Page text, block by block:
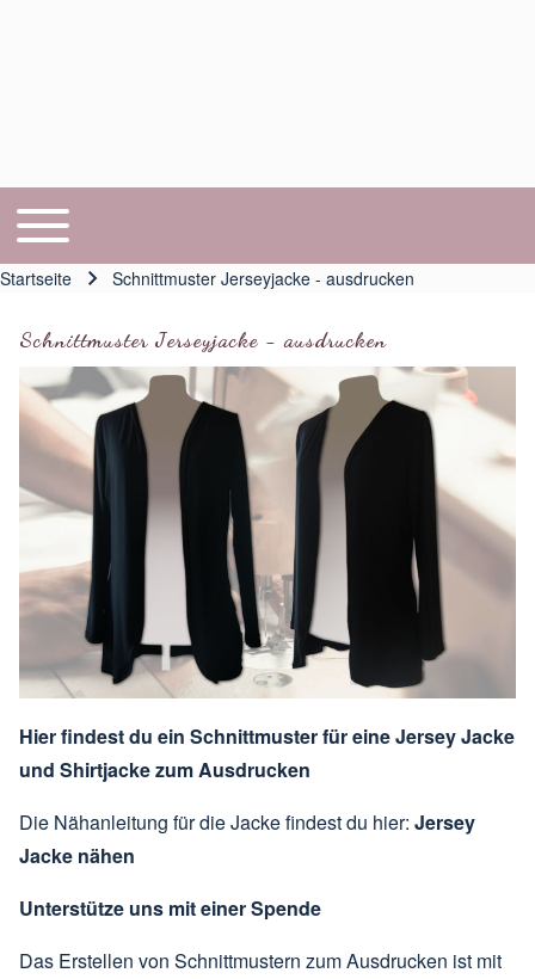
Hauptnavigation
Toggle main menu
Startseite Schnittmuster Jerseyjacke - ausdrucken
Schnittmuster Jerseyjacke - ausdrucken
Hier findest du ein Schnittmuster für eine Jersey Jacke
und Shirtjacke zum Ausdrucken
Die Nähanleitung für die Jacke findest du hier: Jersey
Jacke nähen
Unterstütze uns mit einer Spende
Das Erstellen von Schnittmustern zum Ausdrucken ist mit